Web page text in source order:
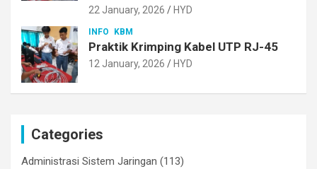
22 January, 2026 HYD
INFO KBM
Praktik Krimping Kabel UTP RJ-45
12 January, 2026 HYD
Categories
Administrasi Sistem Jaringan (113)